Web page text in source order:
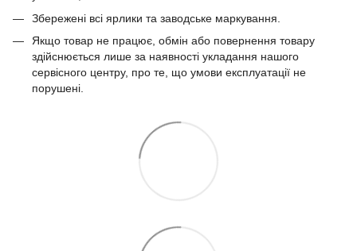
Збережені всі ярлики та заводське маркування.
Якщо товар не працює, обмін або повернення товару
здійснюється лише за наявності укладання нашого
сервісного центру, про те, що умови експлуатації не
порушені.